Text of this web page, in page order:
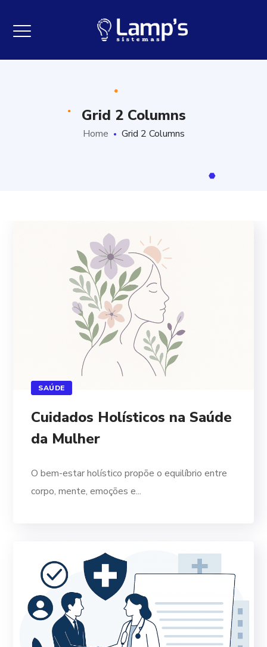
Grid 2 Columns
Home Grid 2 Columns
SAÚDE
Cuidados Holísticos na Saúde
da Mulher
O bem-estar holístico propõe o equilíbrio entre
corpo, mente, emoções e...